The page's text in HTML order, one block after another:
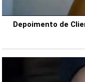
Depoimento de